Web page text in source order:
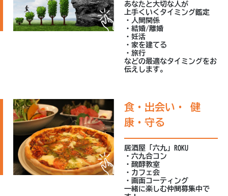
あなたと大切な人が
上手くいくタイミング鑑定
・人間関係
・結婚/離婚
・妊活
・家を建てる
・旅行
などの最適なタイミングをお
伝えします。
食・出会い・ 健
康・守る
居酒屋「六九」ROKU
・六九合コン
・醗酵教室
・カフェ会
・画面コーティング
一緒に楽しむ仲間募集中で